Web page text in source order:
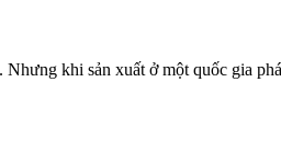
khi sản xuất ở một quốc gia